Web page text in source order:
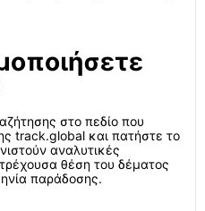
στο πεδίο που
track.global και πατήστε το
αναλυτικές
θέση του δέματος
παράδοσης.